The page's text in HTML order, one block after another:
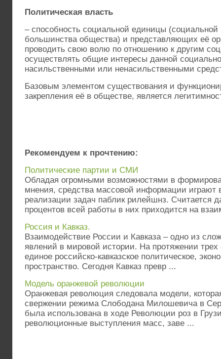
Политическая власть
– способность социальной единицы (социальной
большинства общества) и представляющих её
проводить свою волю по отношению к другим
осуществлять общие интересы данной
насильственными или ненасильственными
Базовым элементом существования и
закрепления её в обществе, является
Рекомендуем к прочтению:
Политические партии и СМИ
Обладая огромными возможностями в
мнения, средства массовой информации играют
реализации задач паблик рилейшнз. Считается
процентов всей работы в них приходится на
Россия и Кавказ.
Взаимодействие России и Кавказа – одно из
явлений в мировой истории. На протяжении трех
единое российско-кавказское политическое,
пространство. Сегодня Кавказ превр ...
Модель оранжевой революции
Оранжевая революция следовала модели,
свержении режима Слободана Милошевича в
была использована в ходе Революции роз в
революционные выступления масс, заве ...